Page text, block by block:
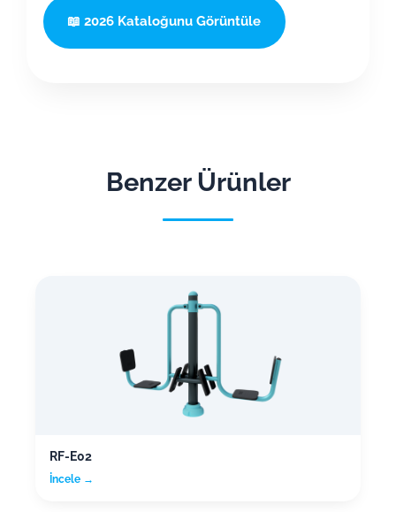
📖 2026 Kataloğunu Görüntüle
Benzer Ürünler
RF-E02
İncele →